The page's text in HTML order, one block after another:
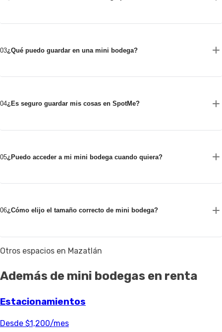
03¿Qué puedo guardar en una mini bodega?
04¿Es seguro guardar mis cosas en SpotMe?
05¿Puedo acceder a mi mini bodega cuando quiera?
06¿Cómo elijo el tamaño correcto de mini bodega?
Otros espacios en Mazatlán
Además de mini bodegas en renta
Estacionamientos
Desde $1,200/mes